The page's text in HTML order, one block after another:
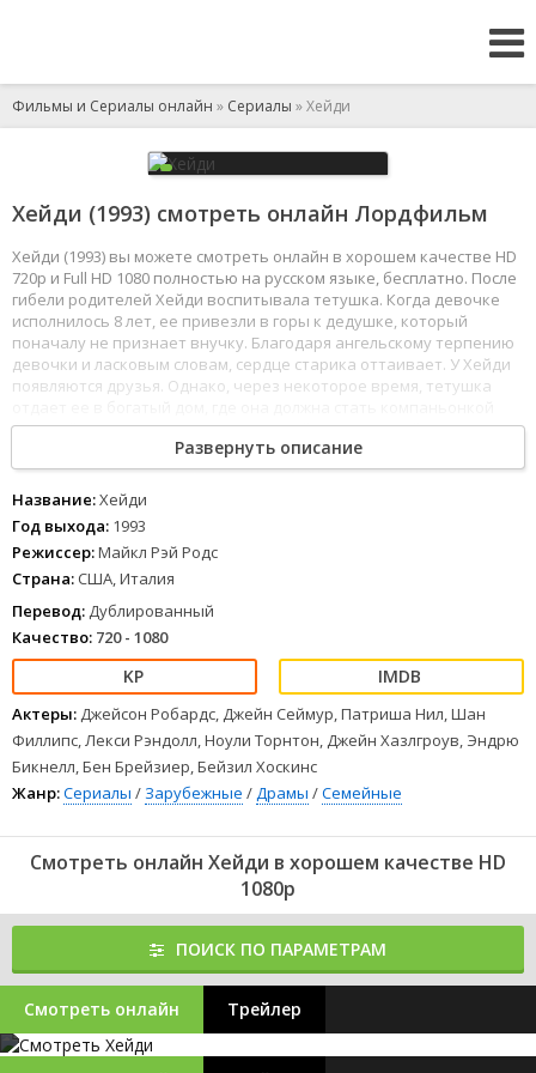
Фильмы и Сериалы онлайн » Сериалы » Хейди
Хейди (1993) смотреть онлайн Лордфильм
Хейди (1993) вы можете смотреть онлайн в хорошем качестве HD
720p и Full HD 1080 полностью на русском языке, бесплатно. После
гибели родителей Хейди воспитывала тетушка. Когда девочке
исполнилось 8 лет, ее привезли в горы к дедушке, который
поначалу не признает внучку. Благодаря ангельскому терпению
девочки и ласковым словам, сердце старика оттаивает. У Хейди
появляются друзья. Однако, через некоторое время, тетушка
больной девочки Клары, прикованной к инвалидной коляске...
Развернуть описание
Название:Хейди
Год выхода: 1993
Режиссер:Майкл Рэй Родс
Страна: США, Италия
Перевод: Дублированный
Качество: 720 - 1080
Актеры: Джейсон Робардс, Джейн Сеймур, Патриша Нил, Шан
Филлипс, Лекси Рэндолл, Ноули Торнтон, Джейн Хазлгроув, Эндрю
Бикнелл, Бен Брейзиер, Бейзил Хоскинс
Жанр:Сериалы / Зарубежные /Драмы /Семейные
Смотреть онлайн Хейди в хорошем качестве HD
1080p
ПОИСК ПО ПАРАМЕТРАМ
Смотреть онлайн Трейлер